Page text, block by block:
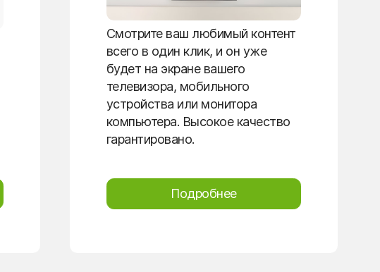
Смотрите ваш любимый контент
всего в один клик, и он уже
будет на экране вашего
телевизора, мобильного
устройства или монитора
компьютера. Высокое качество
гарантировано.
Подробнее